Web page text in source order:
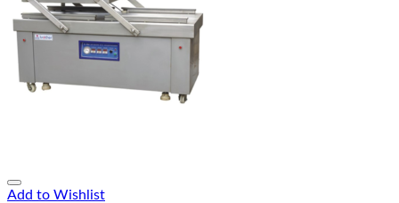
Add to Wishlist